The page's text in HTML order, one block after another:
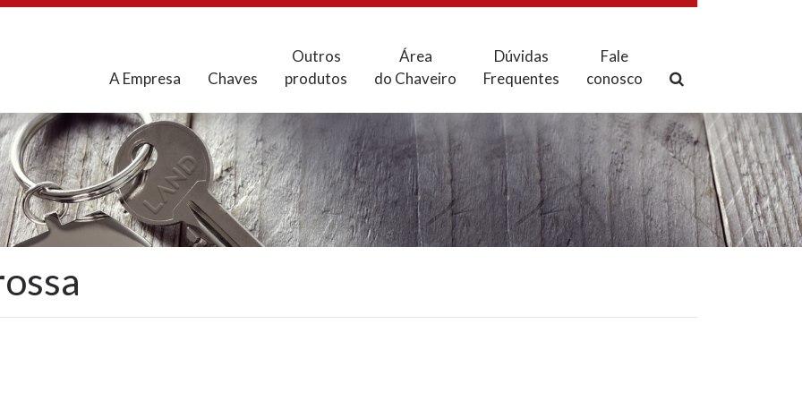
A Empresa Chaves
Outros
produtos
Área
do Chaveiro
Dúvidas
Frequentes
Fale
conosco